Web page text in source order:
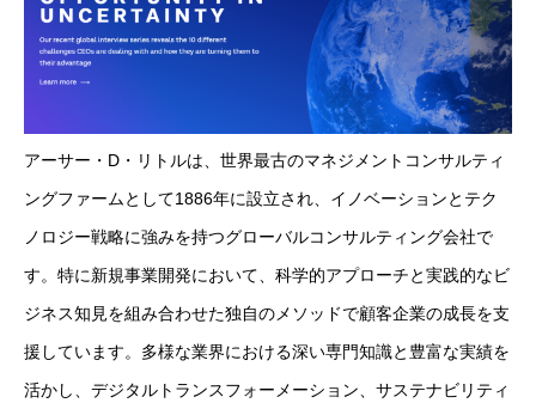
アーサー・D・リトルは、世界最古のマネジメントコンサルティ
ングファームとして1886年に設立され、イノベーションとテク
ノロジー戦略に強みを持つグローバルコンサルティング会社で
す。特に新規事業開発において、科学的アプローチと実践的なビ
ジネス知見を組み合わせた独自のメソッドで顧客企業の成長を支
援しています。多様な業界における深い専門知識と豊富な実績を
活かし、デジタルトランスフォーメーション、サステナビリティ